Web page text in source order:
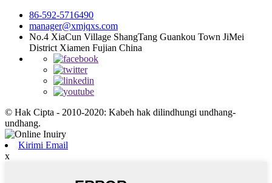
86-592-5716490
manager@xmjqxs.com
No.4 XiaCun Village ShangTang Guankou Town JiMei
District Xiamen Fujian China
© Hak Cipta - 2010-2020: Kabeh hak dilindhungi undhang-
undhang.
Kirimi Email
x